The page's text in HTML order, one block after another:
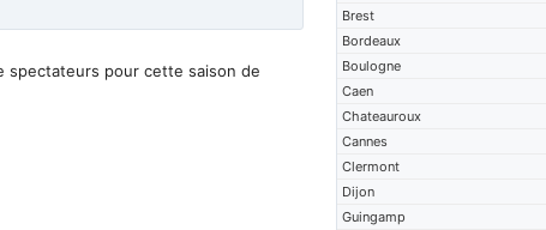
Brest
Bordeaux
Boulogne
Caen
Chateauroux
Cannes
Clermont
Dijon
Guingamp
spectateurs pour cette saison de